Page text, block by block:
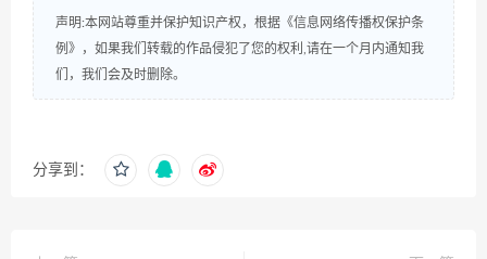
声明:本网站尊重并保护知识产权，根据《信息网络传播权保护条
例》，如果我们转载的作品侵犯了您的权利,请在一个月内通知我
们，我们会及时删除。
分享到：